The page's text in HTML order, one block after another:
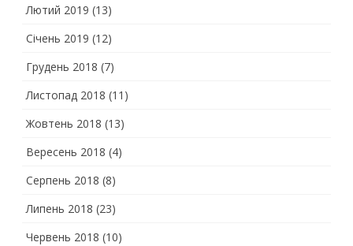
Лютий 2019 (13)
Січень 2019 (12)
Грудень 2018 (7)
Листопад 2018 (11)
Жовтень 2018 (13)
Вересень 2018 (4)
Серпень 2018 (8)
Липень 2018 (23)
Червень 2018 (10)